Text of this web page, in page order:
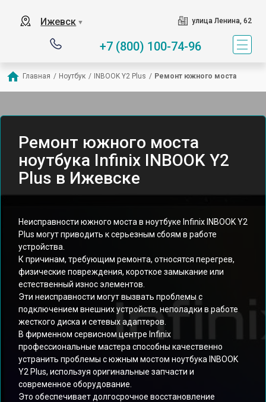
Ижевск ▼ улица Ленина, 62
+7 (800) 100-74-96
Главная / Ноутбук / INBOOK Y2 Plus / Ремонт южного моста
Ремонт южного моста
ноутбука Infinix INBOOK Y2
Plus в Ижевске
Неисправности южного моста в ноутбуке Infinix INBOOK Y2
Plus могут приводить к серьезным сбоям в работе
устройства.
К причинам, требующим ремонта, относятся перегрев,
физические повреждения, короткое замыкание или
естественный износ элементов.
Эти неисправности могут вызвать проблемы с
подключением внешних устройств, неполадки в работе
жесткого диска и сетевых адаптеров.
В фирменном сервисном центре Infinix
профессиональные мастера способны качественно
устранить проблемы с южным мостом ноутбука INBOOK
Y2 Plus, используя оригинальные запчасти и
современное оборудование.
Это обеспечивает долгосрочное восстановление